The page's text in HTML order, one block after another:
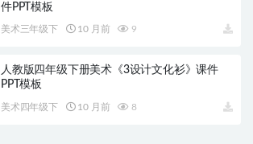
件PPT模板
美术三年级下 10 月前 9
人教版四年级下册美术《3设计文化衫》课件
PPT模板
美术四年级下 10 月前 8